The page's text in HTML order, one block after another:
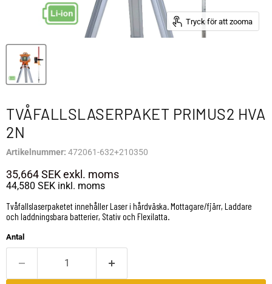
Tryck för att zooma
TVÅFALLSLASERPAKET PRIMUS2 HVA
2N
Artikelnummer: 472061-632+210350
35,664 SEKexkl. moms
44,580 SEK inkl. moms
Tvåfallslaserpaketet innehåller Laser i hårdväska. Mottagare/fjärr, Laddare
och laddningsbara batterier, Stativ och Flexilatta.
Antal